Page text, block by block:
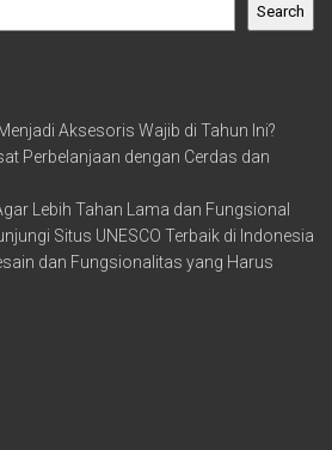
Search
Aksesoris Wajib di Tahun Ini?
Perbelanjaan dengan Cerdas dan
Lebih Tahan Lama dan Fungsional
Situs UNESCO Terbaik di Indonesia
dan Fungsionalitas yang Harus